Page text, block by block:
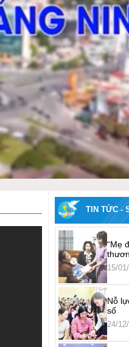
TIN TỨC -
“Mẹ
15/
Nỗ
số
24/